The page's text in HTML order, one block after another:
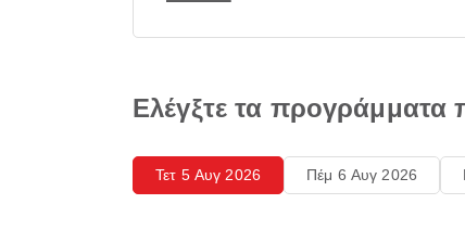
Ελέγξτε τα
Τετ 5 Αυγ 2026 Πέμ 6 Αυγ 2026